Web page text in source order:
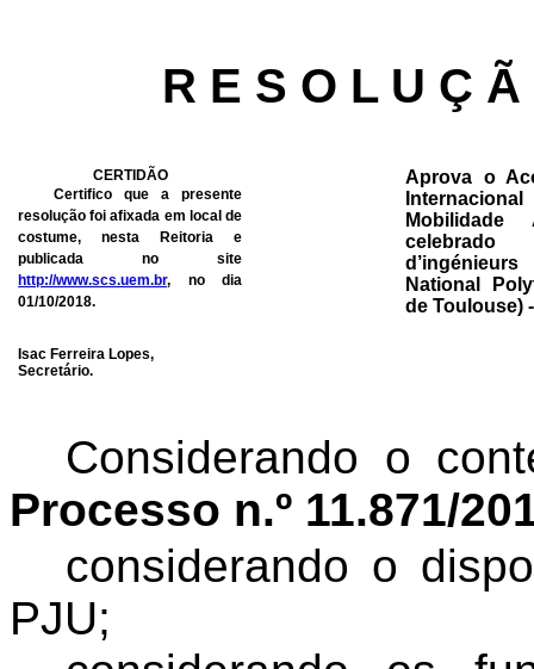
R E S O L U Ç Ã
CERTIDÃO
Certifico que a presente
resolução foi afixada em local de
costume, nesta Reitoria e
publicada no site
http://www.scs.uem.br, no dia
01/10/2018.
Isac Ferreira Lopes,
Secretário.
Aprova o
celebrado
National
de Toulouse)
Considerando o
Processo n.º 11.871/
considerando o
PJU;